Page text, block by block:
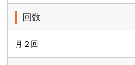
回数
月２回